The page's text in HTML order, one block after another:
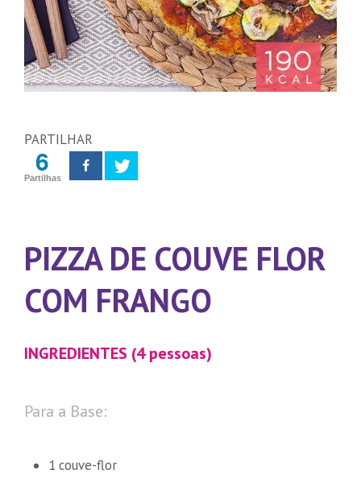
PARTILHAR
6
Partilhas
PIZZA DE COUVE FLOR
COM FRANGO
INGREDIENTES (4 pessoas)
Para a Base:
1 couve-flor